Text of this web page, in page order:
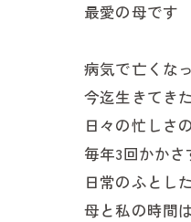
最愛の母です
病気で亡くな
今迄生きてき
日々の忙しさ
毎年3回かか
日常のふとし
母と私の時間